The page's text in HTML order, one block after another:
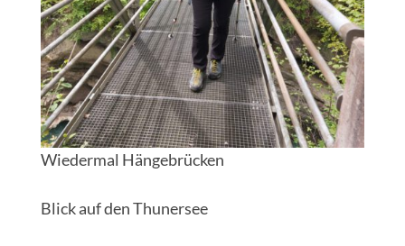
Wiedermal Hängebrücken
Blick auf den Thunersee